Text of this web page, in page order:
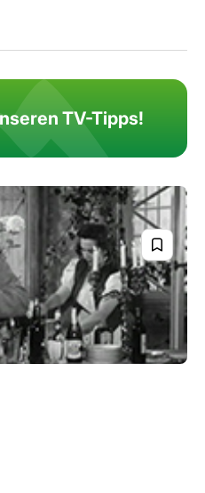
TV-Tipps!